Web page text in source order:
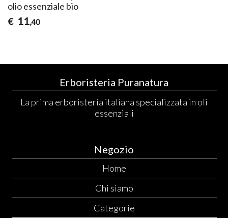
olio essenziale bio
€ 11,40
Erboristeria Puranatura
La prima erboristeria italiana specializzata in oli
essenziali
Negozio
Home
Chi siamo
Categorie